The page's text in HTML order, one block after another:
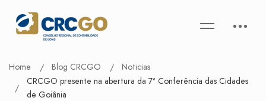
Home Blog CRCGO
Noticias
CRCGO presente na abertura da 7ª Conferência das Cidades
de Goiânia